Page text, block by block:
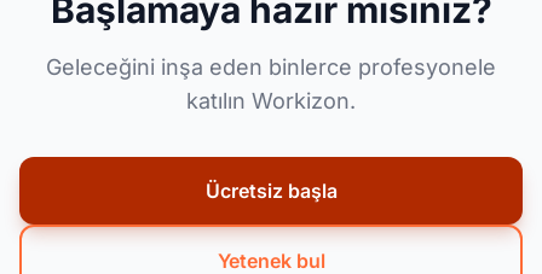
Başlamaya hazır mısınız?
Geleceğini inşa eden binlerce profesyonele
katılın Workizon.
Ücretsiz başla
Yetenek bul